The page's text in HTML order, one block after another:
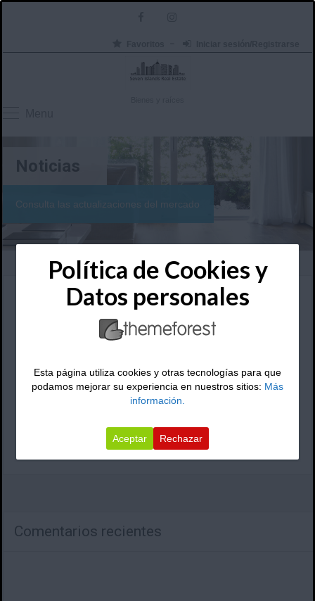
Noticias
Consulta las actualizaciones del mercado
themeforest
agosto 4, 2013
Comentarios recientes
Política de Cookies y
Datos personales
Esta página utiliza cookies y otras tecnologías para que
podamos mejorar su experiencia en nuestros sitios: Más
información.
Aceptar Rechazar